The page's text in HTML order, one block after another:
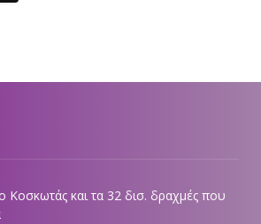
Κοσκωτάς και τα 32 δισ. δραχμές που